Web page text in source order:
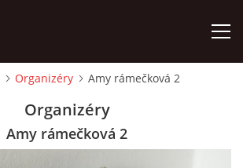
Organizéry Amy rámečková 2
Organizéry
Amy rámečková 2